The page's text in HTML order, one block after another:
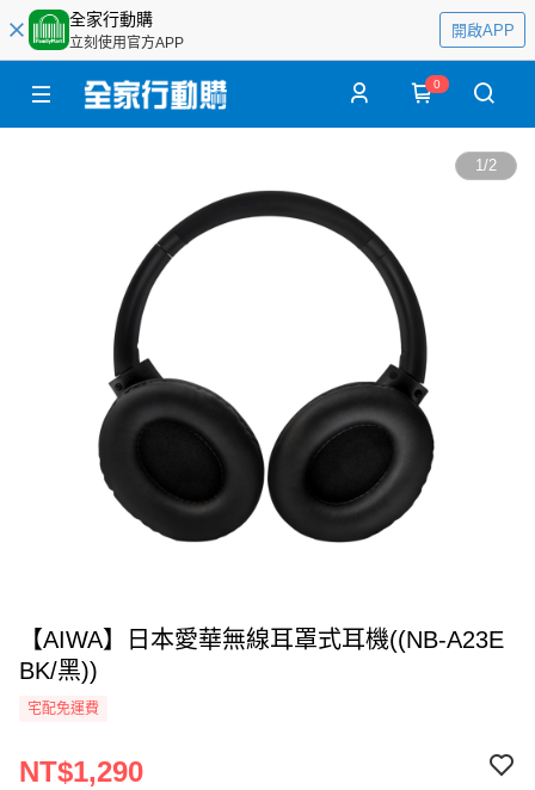
全家行動購
立刻使用官方APP
開啟APP
0
1/2
【AIWA】日本愛華無線耳罩式耳機((NB-A23E
BK/黑))
宅配免運費
NT$1,290